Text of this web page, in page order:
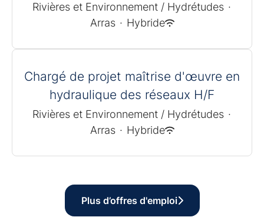
Rivières et Environnement / Hydrétudes ·
Arras · Hybride
Chargé de projet maîtrise d'œuvre en
hydraulique des réseaux H/F
Rivières et Environnement / Hydrétudes ·
Arras · Hybride
Plus d’offres d'emploi